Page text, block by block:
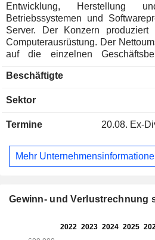
Entwicklung, Herstellung
Betriebssystemen und
Server. Der Konzern produziert
Computerausrüstung. Der
auf die einzelnen Geschäftsbereiche: -
%): hauptsächlich für Server
(Windows); - Entwicklung von Cloud-basierten
Produktivität (Microsoft 365;
Management und
(Dynamics 365), Online-
allem Verkauf von
Beschäftigte
Sektor
Termine 20.08. Ex-
Mehr
Gewinn- und Verlustrechnung